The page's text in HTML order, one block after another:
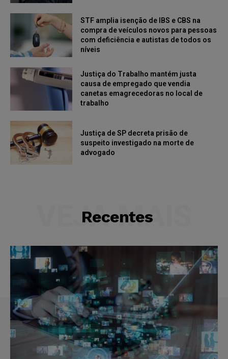
STF amplia isenção de IBS e CBS na
compra de veículos novos para pessoas
com deficiência e autistas de todos os
níveis
Justiça do Trabalho mantém justa
causa de empregado que vendia
canetas emagrecedoras no local de
trabalho
Justiça de SP decreta prisão de
suspeito investigado na morte de
advogado
Recentes
VEJA MAIS